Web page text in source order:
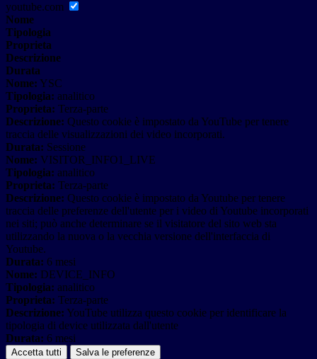
youtube.com
Nome
Tipologia
Proprieta
Descrizione
Durata
Nome: YSC
Tipologia: analitico
Proprieta: Terza-parte
Descrizione: Questo cookie è impostato da YouTube per tenere
traccia delle visualizzazioni dei video incorporati.
Durata: Sessione
Nome: VISITOR_INFO1_LIVE
Tipologia: analitico
Proprieta: Terza-parte
Descrizione: Questo cookie è impostato da Youtube per tenere
traccia delle preferenze dell'utente per i video di Youtube incorporati
nei siti; può anche determinare se il visitatore del sito web sta
utilizzando la nuova o la vecchia versione dell'interfaccia di
Youtube.
Durata: 6 mesi
Nome: DEVICE_INFO
Tipologia: analitico
Proprieta: Terza-parte
Descrizione: YouTube utilizza questo cookie per identificare la
tipologia di device utilizzata dall'utente
Durata: 6 mesi
Accetta tutti Salva le preferenze